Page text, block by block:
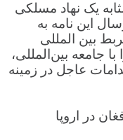
یک نهاد مسلکی
این نامه به
بین المللی
بین‌المللی،
عاجل در زمینه
در اروپا